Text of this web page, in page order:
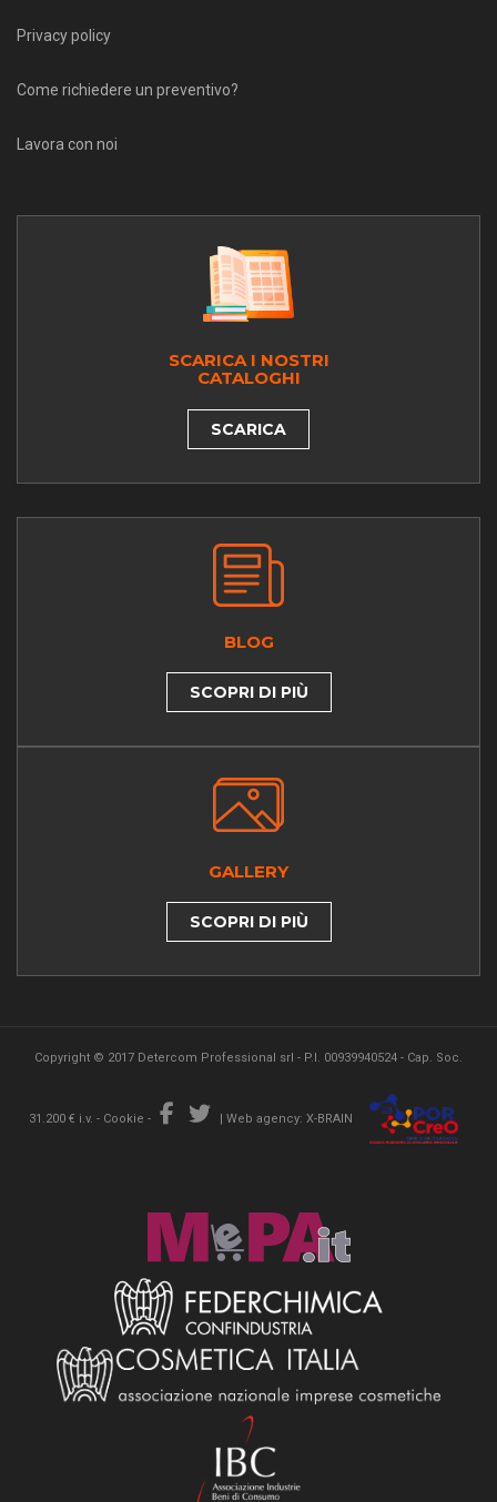
Privacy policy
Come richiedere un preventivo?
Lavora con noi
SCARICA I NOSTRI
CATALOGHI
SCARICA
BLOG
SCOPRI DI PIÙ
GALLERY
SCOPRI DI PIÙ
Copyright © 2017 Detercom Professional srl - P.I. 00939940524 - Cap. Soc.
31.200 € i.v. - Cookie - | Web agency: X-BRAIN